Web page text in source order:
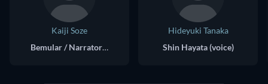
Kaiji Soze
Bemular / Narrator (voice)
Hideyuki Tanaka
Shin Hayata (voice)